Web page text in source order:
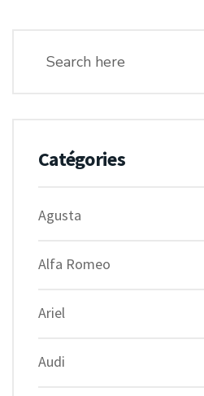
Catégories
Agusta
Alfa Romeo
Ariel
Audi